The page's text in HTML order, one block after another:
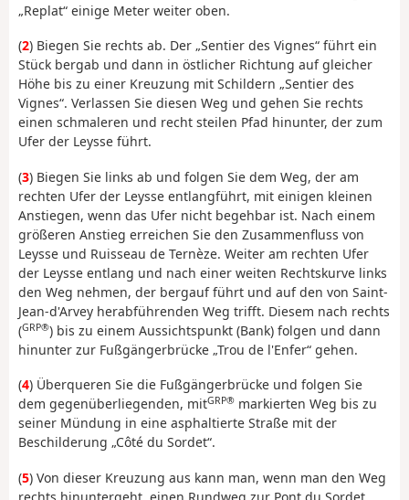
„Replat“ einige Meter weiter oben.
(2) Biegen Sie rechts ab. Der „Sentier des Vignes“ führt ein
Stück bergab und dann in östlicher Richtung auf gleicher
Höhe bis zu einer Kreuzung mit Schildern „Sentier des
Vignes“. Verlassen Sie diesen Weg und gehen Sie rechts
einen schmaleren und recht steilen Pfad hinunter, der zum
Ufer der Leysse führt.
(3) Biegen Sie links ab und folgen Sie dem Weg, der am
rechten Ufer der Leysse entlangführt, mit einigen kleinen
Anstiegen, wenn das Ufer nicht begehbar ist. Nach einem
größeren Anstieg erreichen Sie den Zusammenfluss von
Leysse und Ruisseau de Ternèze. Weiter am rechten Ufer
der Leysse entlang und nach einer weiten Rechtskurve links
den Weg nehmen, der bergauf führt und auf den von Saint-
Jean-d'Arvey herabführenden Weg trifft. Diesem nach rechts
(GRP®) bis zu einem Aussichtspunkt (Bank) folgen und dann
hinunter zur Fußgängerbrücke „Trou de l'Enfer“ gehen.
(4) Überqueren Sie die Fußgängerbrücke und folgen Sie
dem gegenüberliegenden, mitGRP® markierten Weg bis zu
seiner Mündung in eine asphaltierte Straße mit der
Beschilderung „Côté du Sordet“.
(5) Von dieser Kreuzung aus kann man, wenn man den Weg